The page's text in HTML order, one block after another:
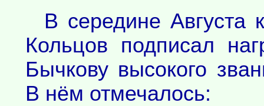
В середине
Кольцов подписал
Бычкову высокого
В нём отмечалось: